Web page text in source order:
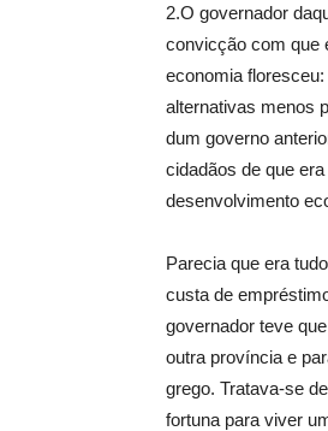
2.O governador
convicção com que
economia
alternativas menos
dum governo
cidadãos de que
desenvolvimento
Parecia que era
custa de
governador teve
outra província e
grego. Tratava-se
fortuna para viver